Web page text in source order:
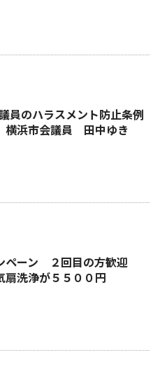
員のハラスメント防止条例
浜市会議員 田中ゆき
ペーン ２回目の方歓迎
扇洗浄が５５００円